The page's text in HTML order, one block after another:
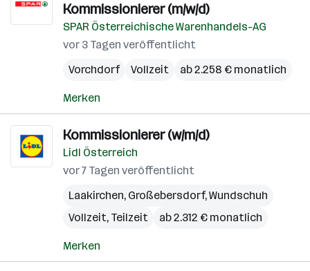
Kommissionierer (m/w/d)
SPAR Österreichische Warenhandels-AG
vor 3 Tagen veröffentlicht
Vorchdorf
Vollzeit ab 2.258 € monatlich
Merken
Kommissionierer (w/m/d)
Lidl Österreich
vor 7 Tagen veröffentlicht
Laakirchen, Großebersdorf,Wundschuh
Vollzeit, Teilzeit
ab 2.312 € monatlich
Merken